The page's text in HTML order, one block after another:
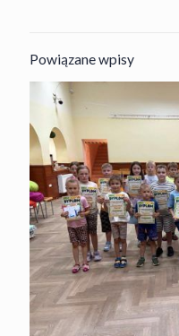
Powiązane wpisy